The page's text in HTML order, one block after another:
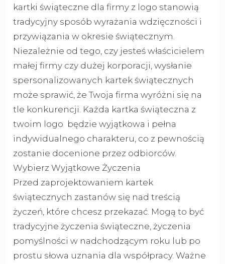
kartki świąteczne dla firmy z logo stanowią
tradycyjny sposób wyrażania wdzięczności i
przywiązania w okresie świątecznym.
Niezależnie od tego, czy jesteś właścicielem
małej firmy czy dużej korporacji, wysłanie
spersonalizowanych kartek świątecznych
może sprawić, że Twoja firma wyróżni się na
tle konkurencji. Każda kartka świąteczna z
twoim logo będzie wyjątkowa i pełna
indywidualnego charakteru, co z pewnością
zostanie docenione przez odbiorców.
Wybierz Wyjątkowe Życzenia
Przed zaprojektowaniem kartek
świątecznych zastanów się nad treścią
życzeń, które chcesz przekazać. Mogą to być
tradycyjne życzenia świąteczne, życzenia
pomyślności w nadchodzącym roku lub po
prostu słowa uznania dla współpracy. Ważne